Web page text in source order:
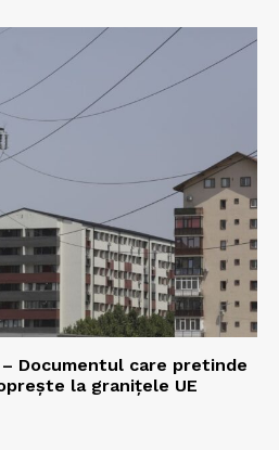
Documentul care pretinde
la granițele UE